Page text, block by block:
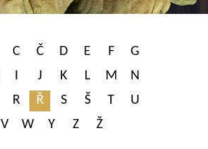
C Č D E F
G
I J K L M
N
R Ř S Š T
U
V
W Y Z Ž